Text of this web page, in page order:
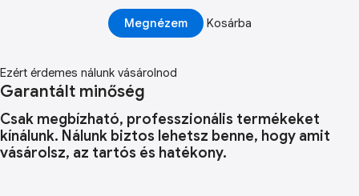
Megnézem Kosárba
Ezért érdemes nálunk vásárolnod
Garantált minőség
Csak megbízható, professzionális termékeket
kínálunk. Nálunk biztos lehetsz benne, hogy amit
vásárolsz, az tartós és hatékony.